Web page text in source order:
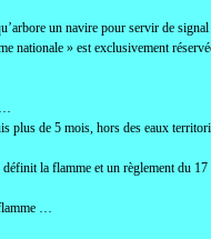
un navire pour servir de
nationale » est exclusivement
…
plus de 5 mois, hors des eaux
la flamme et un règlement du 17
…